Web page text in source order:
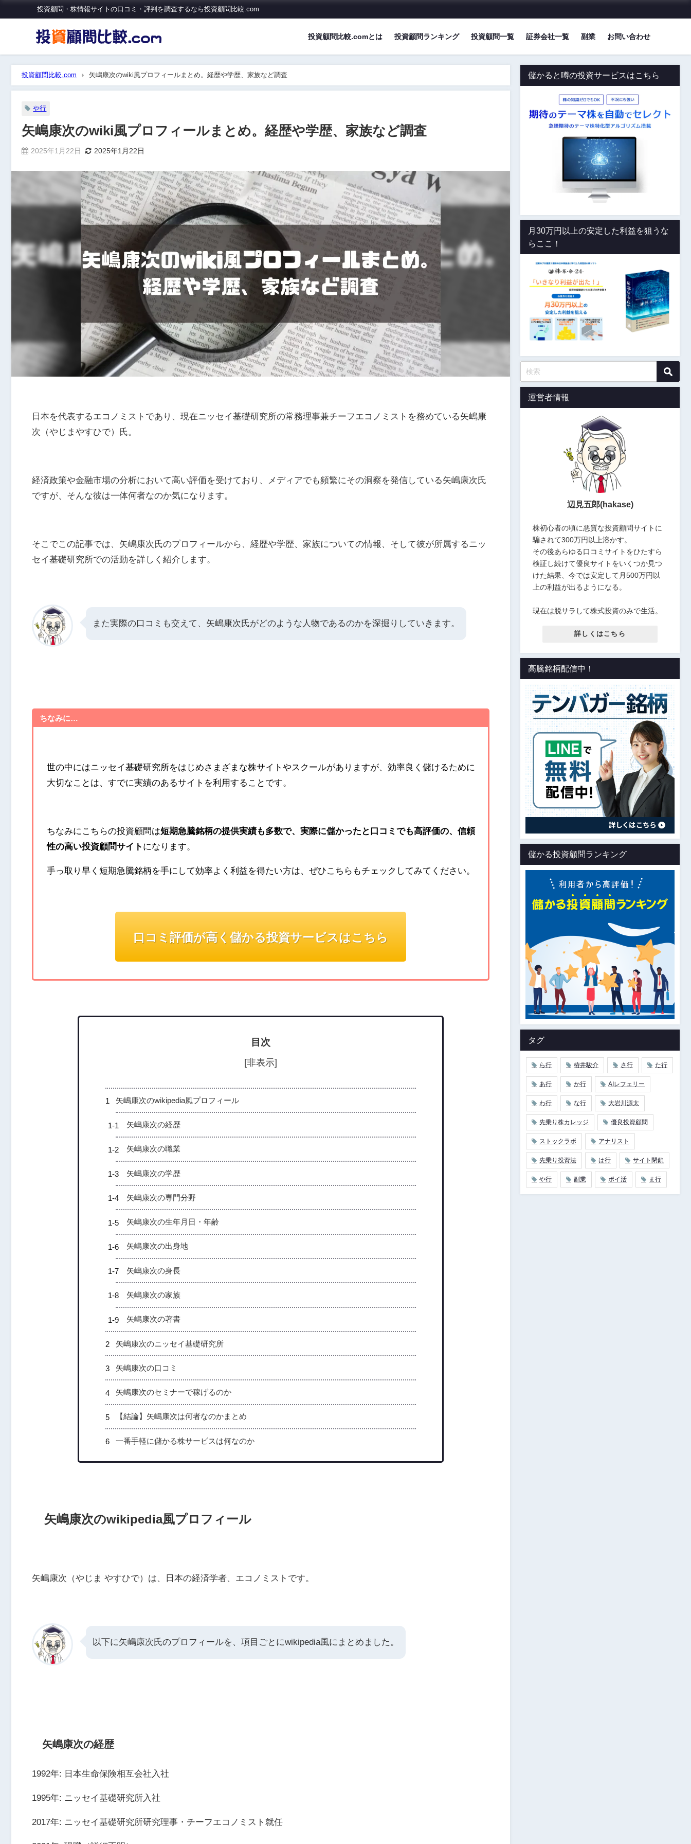
投資顧問・株情報サイトの口コミ・評判を調査するなら投資顧問比較.com
投資顧問比較.comとは 投資顧問ランキング 投資顧問一覧 証券会社一覧 副業 お問い合わせ
投資顧問比較.com 矢嶋康次のwiki風プロフィールまとめ。経歴や学歴、家族など調査
や行
矢嶋康次のwiki風プロフィールまとめ。経歴や学歴、家族など調査
2025年1月22日 2025年1月22日
日本を代表するエコノミストであり、現在ニッセイ基礎研究所の常務理事兼チーフエコノミストを務めている矢嶋康
次（やじまやすひで）氏。
経済政策や金融市場の分析において高い評価を受けており、メディアでも頻繁にその洞察を発信している矢嶋康次氏
ですが、そんな彼は一体何者なのか気になります。
そこでこの記事では、矢嶋康次氏のプロフィールから、経歴や学歴、家族についての情報、そして彼が所属するニッ
セイ基礎研究所での活動を詳しく紹介します。
また実際の口コミも交えて、矢嶋康次氏がどのような人物であるのかを深掘りしていきます。
ちなみに…
世の中にはニッセイ基礎研究所をはじめさまざまな株サイトやスクールがありますが、効率良く儲けるために
大切なことは、すでに実績のあるサイトを利用することです。
ちなみにこちらの投資顧問は短期急騰銘柄の提供実績も多数で、実際に儲かったと口コミでも高評価の、信頼
性の高い投資顧問サイト になります。
手っ取り早く短期急騰銘柄を手にして効率よく利益を得たい方は、ぜひこちらもチェックしてみてください。
口コミ評価が高く儲かる投資サービスはこちら
目次
[非表示]
矢嶋康次のwikipedia風プロフィール
矢嶋康次の経歴
矢嶋康次の職業
矢嶋康次の学歴
矢嶋康次の専門分野
矢嶋康次の生年月日・年齢
矢嶋康次の出身地
矢嶋康次の身長
矢嶋康次の家族
矢嶋康次の著書
矢嶋康次のニッセイ基礎研究所
矢嶋康次の口コミ
矢嶋康次のセミナーで稼げるのか
【結論】矢嶋康次は何者なのかまとめ
一番手軽に儲かる株サービスは何なのか
矢嶋康次のwikipedia風プロフィール
矢嶋康次（やじま やすひで）は、日本の経済学者、エコノミストです。
以下に矢嶋康次氏のプロフィールを、項目ごとにwikipedia風にまとめました。
矢嶋康次の経歴
1992年: 日本生命保険相互会社入社
1995年: ニッセイ基礎研究所入社
2017年: ニッセイ基礎研究所研究理事・チーフエコノミスト就任
儲かると噂の投資サービスはこちら
月30万円以上の安定した利益を狙うな
らここ！
運営者情報
辺見五郎(hakase)
株初心者の頃に悪質な投資顧問サイトに
騙されて300万円以上溶かす。
その後あらゆる口コミサイトをひたすら
検証し続けて優良サイトをいくつか見つ
けた結果、今では安定して月500万円以
上の利益が出るようになる。
現在は脱サラして株式投資のみで生活。
詳しくはこちら
高騰銘柄配信中！
儲かる投資顧問ランキング
タグ
ら行 栫井駿介 さ行 た行
あ行 か行 AIレフェリー
わ行 な行 大岩川源太
先乗り株カレッジ 優良投資顧問
ストックラボ アナリスト
先乗り投資法 は行 サイト閉鎖
や行 副業 ポイ活 ま行